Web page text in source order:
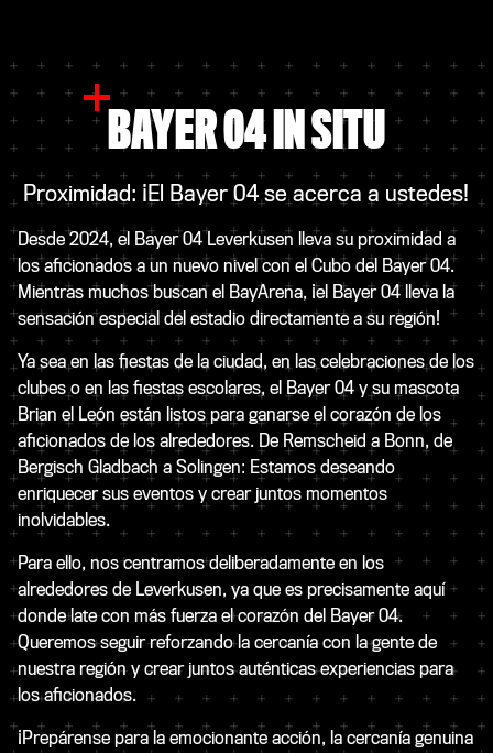
BAYER 04 IN SITU
Proximidad: ¡El Bayer 04 se acerca a ustedes!
Desde 2024, el Bayer 04 Leverkusen lleva su proximidad a
los aficionados a un nuevo nivel con el Cubo del Bayer 04.
Mientras muchos buscan el BayArena, ¡el Bayer 04 lleva la
sensación especial del estadio directamente a su región!
Ya sea en las fiestas de la ciudad, en las celebraciones de los
clubes o en las fiestas escolares, el Bayer 04 y su mascota
Brian el León están listos para ganarse el corazón de los
aficionados de los alrededores. De Remscheid a Bonn, de
Bergisch Gladbach a Solingen: Estamos deseando
enriquecer sus eventos y crear juntos momentos
inolvidables.
Para ello, nos centramos deliberadamente en los
alrededores de Leverkusen, ya que es precisamente aquí
donde late con más fuerza el corazón del Bayer 04.
Queremos seguir reforzando la cercanía con la gente de
nuestra región y crear juntos auténticas experiencias para
los aficionados.
¡Prepárense para la emocionante acción, la cercanía genuina